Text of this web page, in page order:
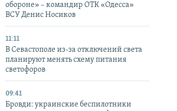
обороне» – командир ОТК «Одесса»
ВСУ Денис Носиков
11:11
В Севастополе из-за отключений света
планируют менять схему питания
светофоров
09:41
Бровди: украинские беспилотники